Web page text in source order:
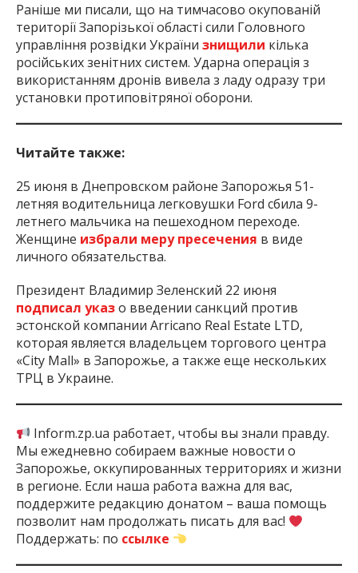
Раніше ми писали, що на тимчасово окупованій
території Запорізької області сили Головного
управління розвідки України знищили кілька
російських зенітних систем. Ударна операція з
використанням дронів вивела з ладу одразу три
установки протиповітряної оборони.
Читайте также:
25 июня в Днепровском районе Запорожья 51-
летняя водительница легковушки Ford сбила 9-
летнего мальчика на пешеходном переходе.
Женщине избрали меру пресечения в виде
личного обязательства.
Президент Владимир Зеленский 22 июня
подписал указо введении санкций против
эстонской компании Arricano Real Estate LTD,
которая является владельцем торгового центра
«City Mall» в Запорожье, а также еще нескольких
ТРЦ в Украине.
Inform.zp.ua работает, чтобы вы знали правду.
Мы ежедневно собираем важные новости о
Запорожье, оккупированных территориях и жизни
в регионе. Если наша работа важна для вас,
поддержите редакцию донатом – ваша помощь
позволит нам продолжать писать для вас!
Поддержать: по ссылке